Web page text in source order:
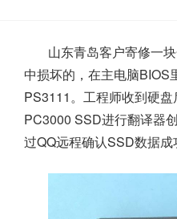
山东青岛客户寄修一
中损坏的，在主电脑BIOS
PS3111。工程师收到硬
PC3000 SSD进行翻译器
过QQ远程确认SSD数据成